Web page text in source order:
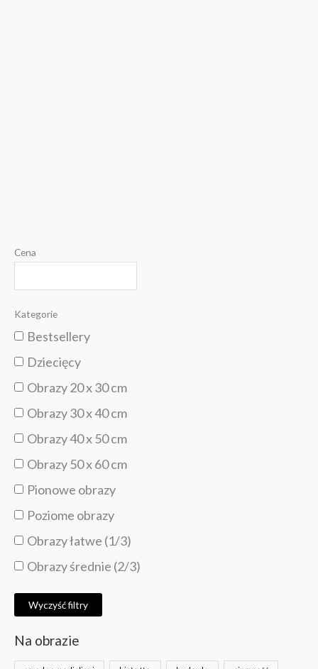
Cena
Kategorie
Bestsellery
Dziecięcy
Obrazy 20 x 30 cm
Obrazy 30 x 40 cm
Obrazy 40 x 50 cm
Obrazy 50 x 60 cm
Pionowe obrazy
Poziome obrazy
Obrazy łatwe (1/3)
Obrazy średnie (2/3)
Wyczyść filtry
Na obrazie